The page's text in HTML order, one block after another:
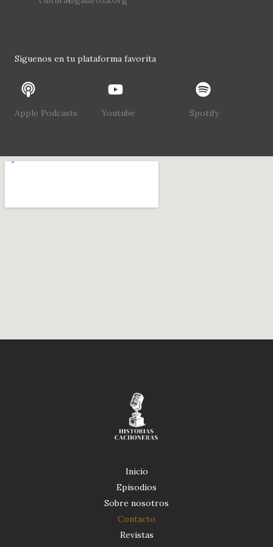
Síguenos en tu plataforma favorita
Apple Podcasts Youtube Spotify
Inicio
Episodios
Sobre nosotros
Contacto
Revistas